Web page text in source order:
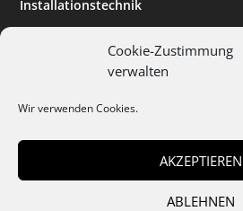
Cookie-Zustimmung
verwalten
Wir verwenden Cookies.
AKZEPTIEREN
ABLEHNEN
Installationstechnik
Planen & Bauen
Installateur des Monats